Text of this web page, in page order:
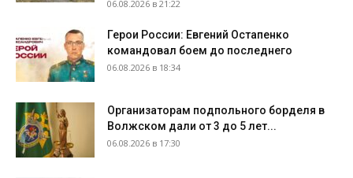
06.08.2026 в 21:22
Герои России: Евгений Остапенко
командовал боем до последнего
06.08.2026 в 18:34
Организаторам подпольного борделя в
Волжском дали от 3 до 5 лет...
06.08.2026 в 17:30